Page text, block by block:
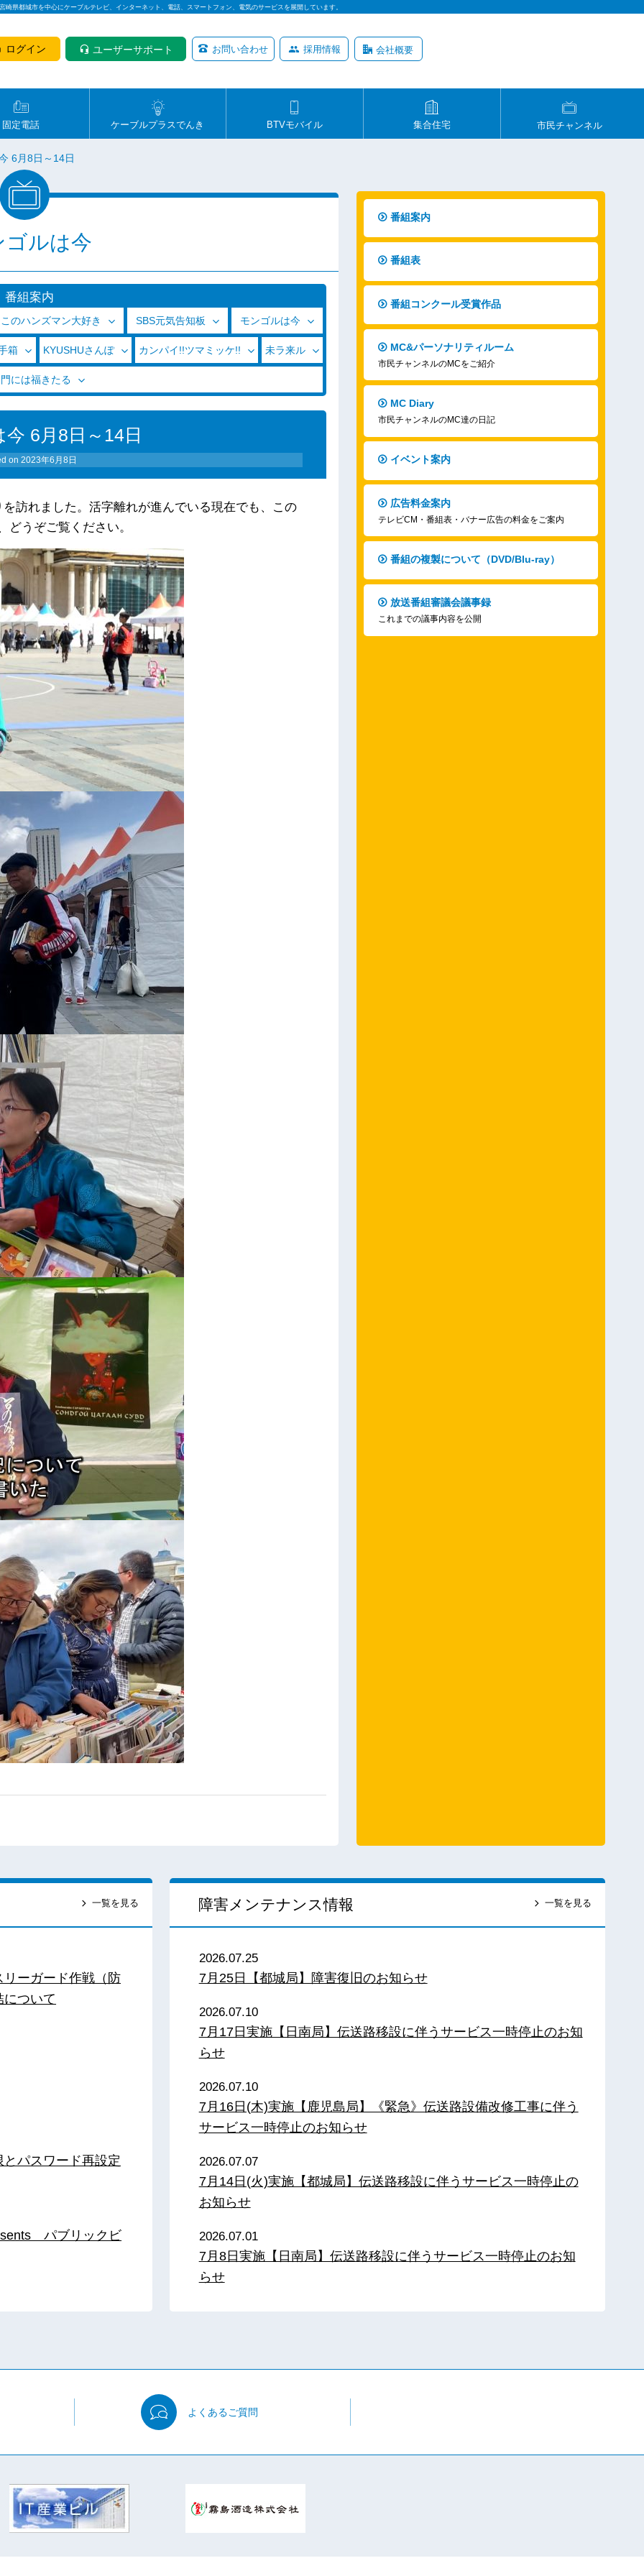
崎県都城市を中心にケーブルテレビ、インターネット、電話、スマートフォン、電気のサービスを展開しています。
ログイン ユーザーサポート お問い合わせ 採用情報 会社概要
固定電話 ケーブルプラスでんき BTVモバイル 集合住宅 市民チャンネル
6月8日～14日
ゴルは今
番組案内
のハンズマン大好き SBS元気告知板 モンゴルは今
箱 KYUSHUさんぽ カンパイ!!ツマミッケ!! 未ラ来ル
には福きたる
6月8日～14日
on 2023年6月8日
訪れました。活字離れが進んでいる現在でも、この
うぞご覧ください。
番組案内
番組表
番組コンクール受賞作品
MC&パーソナリティルーム
市民チャンネルのMCをご紹介
MC Diary
市民チャンネルのMC達の日記
イベント案内
広告料金案内
テレビCM・番組表・バナー広告の料金をご案内
番組の複製について（DVD/Blu-ray）
放送番組審議会議事録
これまでの議事内容を公開
一覧を見る
ーガード作戦（防
ついて
パスワード再設定
パブリックビ
障害メンテナンス情報 一覧を見る
2026.07.25
7月25日【都城局】障害復旧のお知らせ
2026.07.10
7月17日実施【日南局】伝送路移設に伴うサービス一時停止のお知
らせ
2026.07.10
7月16日(木)実施【鹿児島局】《緊急》伝送路設備改修工事に伴う
サービス一時停止のお知らせ
2026.07.07
7月14日(火)実施【都城局】伝送路移設に伴うサービス一時停止の
お知らせ
2026.07.01
7月8日実施【日南局】伝送路移設に伴うサービス一時停止のお知
らせ
よくあるご質問